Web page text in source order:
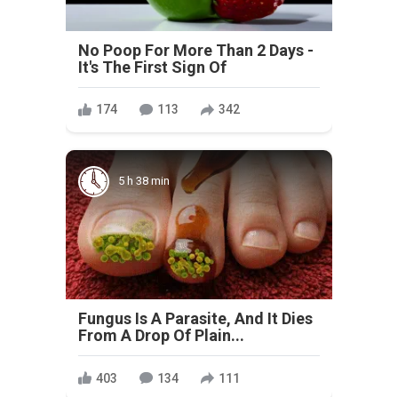
No Poop For More Than 2 Days -
It's The First Sign Of
174 113 342
5 h 38 min
Fungus Is A Parasite, And It Dies
From A Drop Of Plain...
403 134 111